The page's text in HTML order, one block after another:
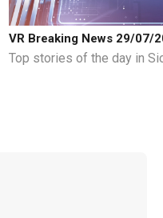
VR Breaking News 29/07/
Top stories of the day in